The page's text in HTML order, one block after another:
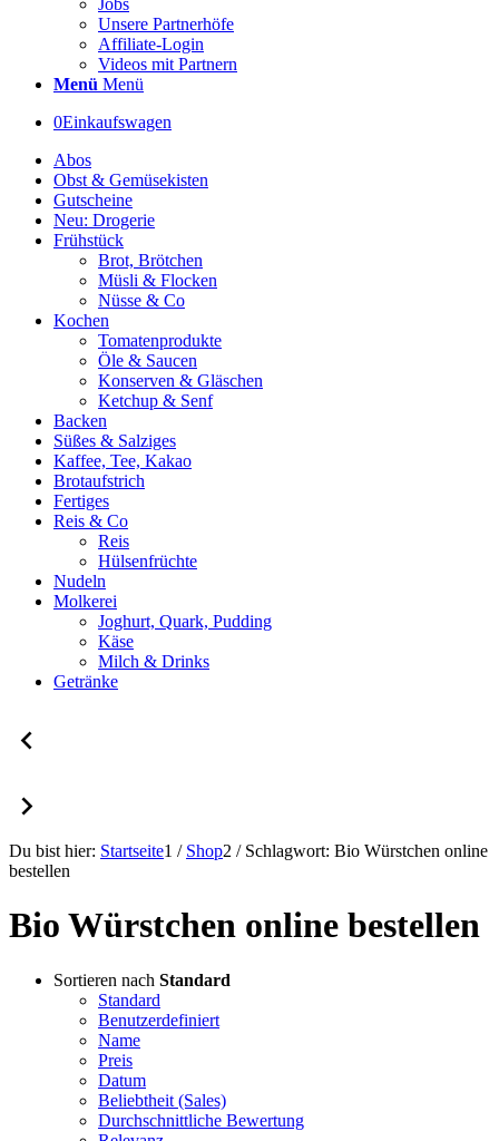
Jobs
Unsere Partnerhöfe
Affiliate-Login
Videos mit Partnern
Menü Menü
0Einkaufswagen
Abos
Obst & Gemüsekisten
Gutscheine
Neu: Drogerie
Frühstück
Brot, Brötchen
Müsli & Flocken
Nüsse & Co
Kochen
Tomatenprodukte
Öle & Saucen
Konserven & Gläschen
Ketchup & Senf
Backen
Süßes & Salziges
Kaffee, Tee, Kakao
Brotaufstrich
Fertiges
Reis & Co
Reis
Hülsenfrüchte
Nudeln
Molkerei
Joghurt, Quark, Pudding
Käse
Milch & Drinks
Getränke
Du bist hier: Startseite1 / Shop2 / Schlagwort: Bio Würstchen online
bestellen
Bio Würstchen online bestellen
Sortieren nach Standard
Standard
Benutzerdefiniert
Name
Preis
Datum
Beliebtheit (Sales)
Durchschnittliche Bewertung